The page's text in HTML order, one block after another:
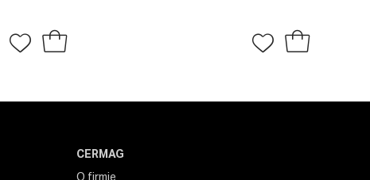
CERMAG